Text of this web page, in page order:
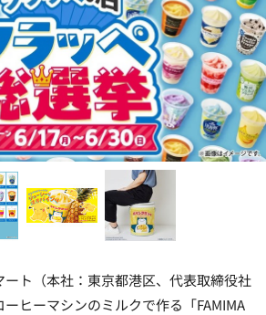
ト（本社：東京都港区、代表取締役社
ヒーマシンのミルクで作る「FAMIMA